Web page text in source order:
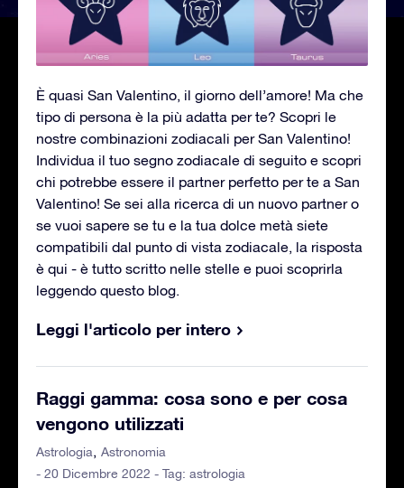
È quasi San Valentino, il giorno dell’amore! Ma che
tipo di persona è la più adatta per te? Scopri le
nostre combinazioni zodiacali per San Valentino!
Individua il tuo segno zodiacale di seguito e scopri
chi potrebbe essere il partner perfetto per te a San
Valentino! Se sei alla ricerca di un nuovo partner o
se vuoi sapere se tu e la tua dolce metà siete
compatibili dal punto di vista zodiacale, la risposta
è qui - è tutto scritto nelle stelle e puoi scoprirla
leggendo questo blog.
Leggi l'articolo per intero
Raggi gamma: cosa sono e per cosa
vengono utilizzati
Astrologia
Astronomia
- 20 Dicembre 2022 - Tag: astrologia